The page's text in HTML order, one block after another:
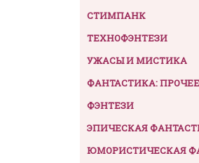
СТИМПАНК
ТЕХНОФЭНТЕЗИ
УЖАСЫ И МИСТИКА
ФАНТАСТИКА: ПРОЧЕЕ
ФЭНТЕЗИ
ЭПИЧЕСКАЯ
ЮМОРИСТИЧЕСКАЯ